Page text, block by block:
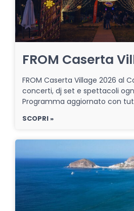
FROM Caserta
FROM Caserta Village 2026 al
concerti, dj set e spettacoli
Programma aggiornato con
SCOPRI »